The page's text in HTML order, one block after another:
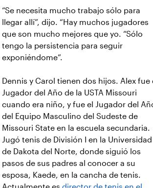
“Se necesita mucho trabajo sólo para
llegar allí”, dijo. “Hay muchos jugadores
que son mucho mejores que yo. “Sólo
tengo la persistencia para seguir
exponiéndome”.
Dennis y Carol tienen dos hijos. Alex fue
Jugador del Año de la USTA Missouri
cuando era niño, y fue el Jugador del
del Equipo Masculino del Sudeste de
Missouri State en la escuela secundaria.
Jugó tenis de División I en la Universidad
de Dakota del Norte, donde siguió los
pasos de sus padres al conocer a su
esposa, Kaede, en la cancha de tenis.